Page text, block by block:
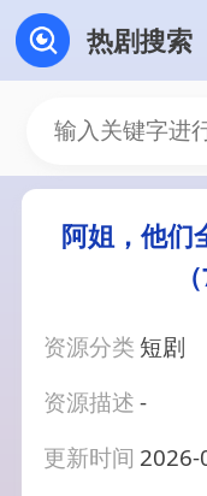
热剧搜索
阿姐，他们
资源分类 短剧
资源描述-
更新时间 2026-